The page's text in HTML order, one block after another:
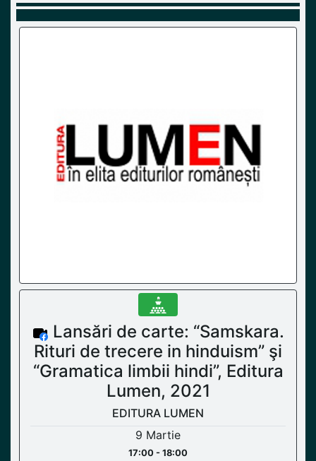
Lansări de carte: “Samskara.
Rituri de trecere in hinduism” şi
“Gramatica limbii hindi”, Editura
Lumen, 2021
EDITURA LUMEN
9 Martie
17:00 - 18:00